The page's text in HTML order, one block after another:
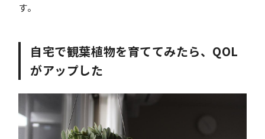
す。
自宅で観葉植物を育ててみたら、QOL
がアップした